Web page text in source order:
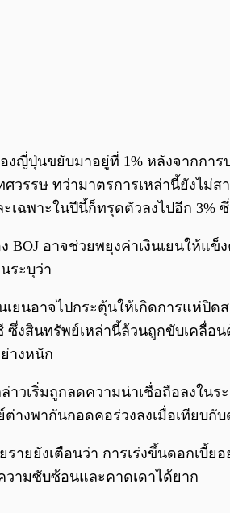
งญี่ปุ่นขยับมาอยู่ที่ 1% หลังจากกา
วรรษ ทว่ามาตรการเหล่านี้ยังไม่ส
ะเฉพาะในปีนี้ก็ทรุดตัวลงไปอีก
BOJ อาจช่วยพยุงค่าเงินเยนให้
ระบุว่า
เยนอาจไปกระตุ้นให้เกิดการแห่
ซึ่งสินทรัพย์เหล่านี้ล้วนถูกขับเคลื่อ
างหนัก
วเริ่มถูกลดความน่าเชื่อถือลงใน
างพากันกอดคอร่วงลงเมื่อเทียบกั
ายยังเตือนว่า การเร่งขึ้นดอกเบี้ย
ามซับซ้อนและคาดเดาได้ยาก